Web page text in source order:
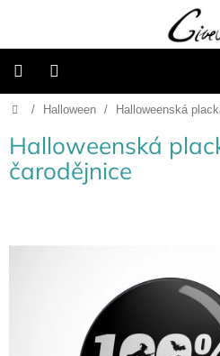
Připravené
balíčky
Vánoce
Domů
/ Halloween / Halloweenská
Halloweenská
čarodějnice